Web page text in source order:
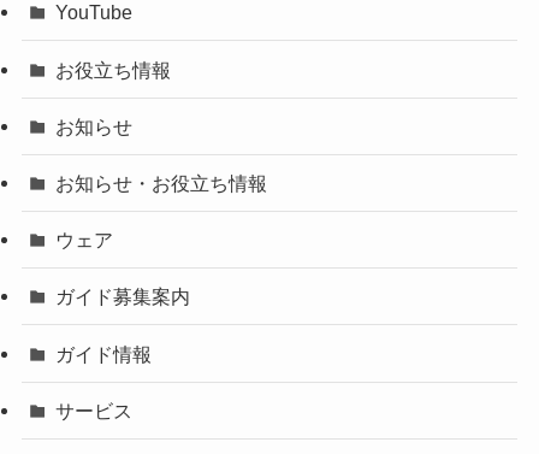
YouTube
お役立ち情報
お知らせ
お知らせ・お役立ち情報
ウェア
ガイド募集案内
ガイド情報
サービス